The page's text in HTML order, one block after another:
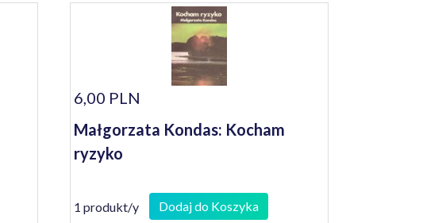
6,00 PLN
Małgorzata Kondas: Kocham
ryzyko
1 produkt/y Dodaj do Koszyka